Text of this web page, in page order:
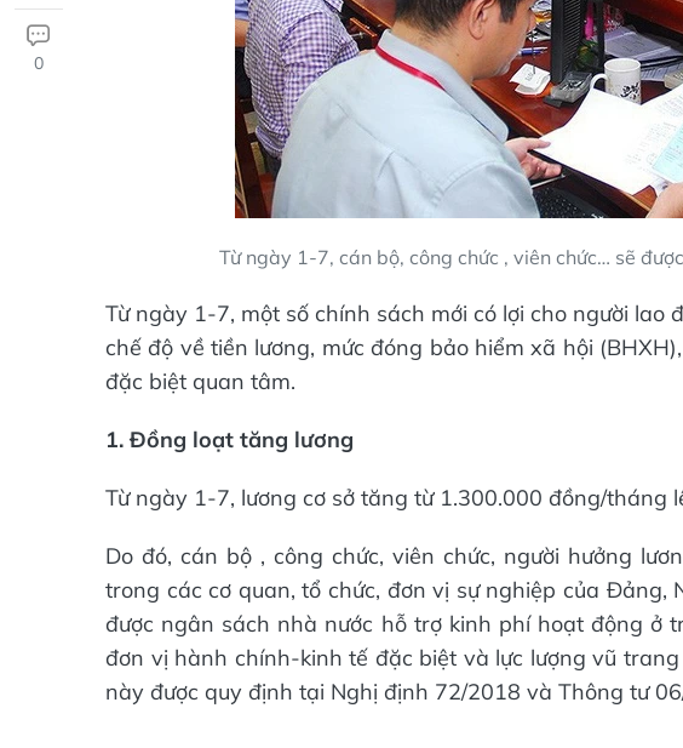
0
Từ ngày 1-7, cán bộ, công chức , viên chức… sẽ
Từ ngày 1-7, một số chính sách mới có lợi cho người lao
chế độ về tiền lương, mức đóng bảo hiểm xã hội
đặc biệt quan tâm.
1. Đồng loạt tăng lương
Từ ngày 1-7, lương cơ sở tăng từ 1.300.000 đồng/tháng
Do đó, cán bộ , công chức, viên chức, người hưởng
trong các cơ quan, tổ chức, đơn vị sự nghiệp của Đảng,
được ngân sách nhà nước hỗ trợ kinh phí hoạt động ở
đơn vị hành chính-kinh tế đặc biệt và lực lượng vũ
này được quy định tại Nghị định 72/2018 và Thông tư